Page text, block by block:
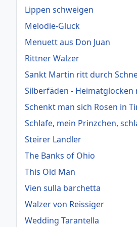
Lippen schweigen
Melodie-Gluck
Menuett aus Don Juan
Rittner Walzer
Sankt Martin ritt durch
Silberfäden - Heimatglocken
Schenkt man sich Rosen in
Schlafe, mein Prinzchen,
Steirer Landler
The Banks of Ohio
This Old Man
Vien sulla barchetta
Walzer von Reissiger
Wedding Tarantella